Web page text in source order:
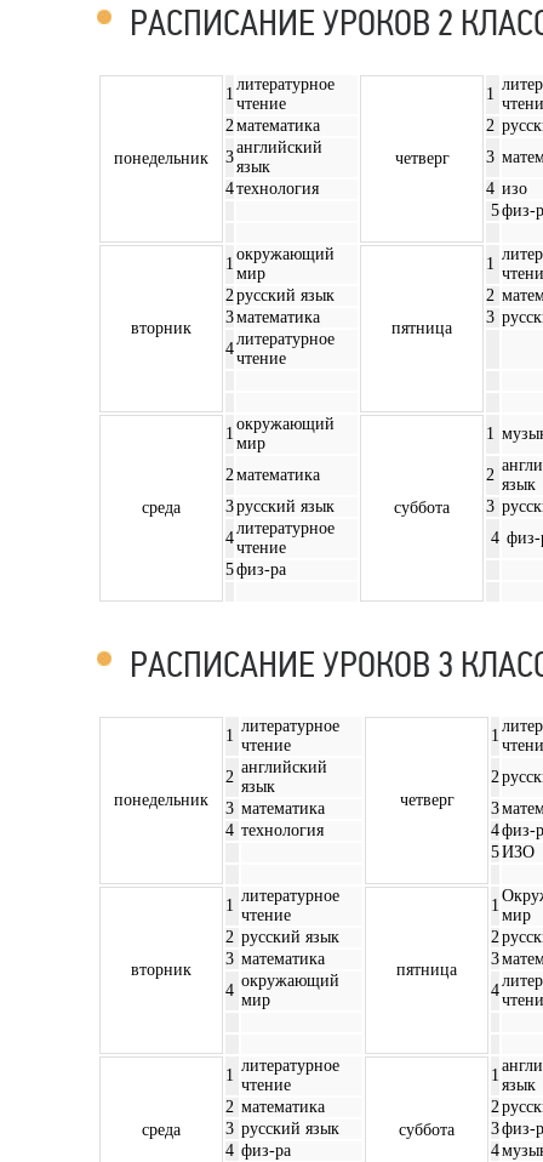
РАСПИСАНИЕ УРОКОВ 2
понедельник
1
литературное
чтение
четверг
1
2математика 2
3
английский
язык
3
4технология 4 изо
5физ-
вторник
1
окружающий
мир
пятница
1
2русский язык 2
3математика 3
4
литературное
чтение
среда
1
окружающий
мир
суббота
1
2математика 2
язык
3русский язык 3
4
литературное
чтение
4 физ-
5физ-ра
РАСПИСАНИЕ УРОКОВ 3
понедельник
1
литературное
чтение
четверг
1
2
английский
язык
2
3 математика 3
4 технология 4физ-
5ИЗО
вторник
1
литературное
чтение
пятница
1
мир
2 русский язык 2
3 математика 3
4
окружающий
мир
4
среда
1
литературное
чтение
суббота
1
язык
2 математика 2
3 русский язык 3физ-
4 физ-ра 4